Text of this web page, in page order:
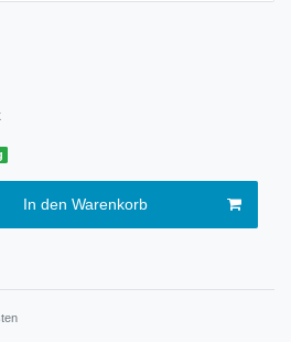
In den Warenkorb